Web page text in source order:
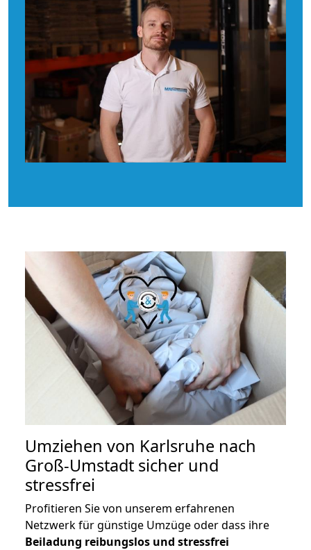
Umziehen von Karlsruhe nach
Groß-Umstadt sicher und
stressfrei
Profitieren Sie von unserem erfahrenen
Netzwerk für günstige Umzüge oder dass ihre
Beiladung reibungslos und stressfrei